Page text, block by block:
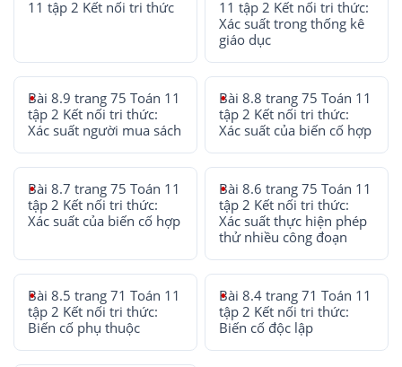
11 tập 2 Kết nối tri thức
11 tập 2 Kết nối tri thức:
Xác suất trong thống kê
giáo dục
Bài 8.9 trang 75 Toán 11
tập 2 Kết nối tri thức:
Xác suất người mua sách
Bài 8.8 trang 75 Toán 11
tập 2 Kết nối tri thức:
Xác suất của biến cố hợp
Bài 8.7 trang 75 Toán 11
tập 2 Kết nối tri thức:
Xác suất của biến cố hợp
Bài 8.6 trang 75 Toán 11
tập 2 Kết nối tri thức:
Xác suất thực hiện phép
thử nhiều công đoạn
Bài 8.5 trang 71 Toán 11
tập 2 Kết nối tri thức:
Biến cố phụ thuộc
Bài 8.4 trang 71 Toán 11
tập 2 Kết nối tri thức:
Biến cố độc lập